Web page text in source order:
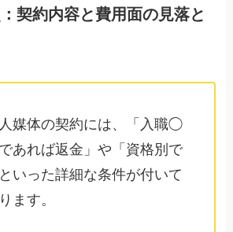
契約内容と費用面の見落と
媒体の契約には、「入職◯
あれば返金」や「資格別で
いった詳細な条件が付いて
ます。